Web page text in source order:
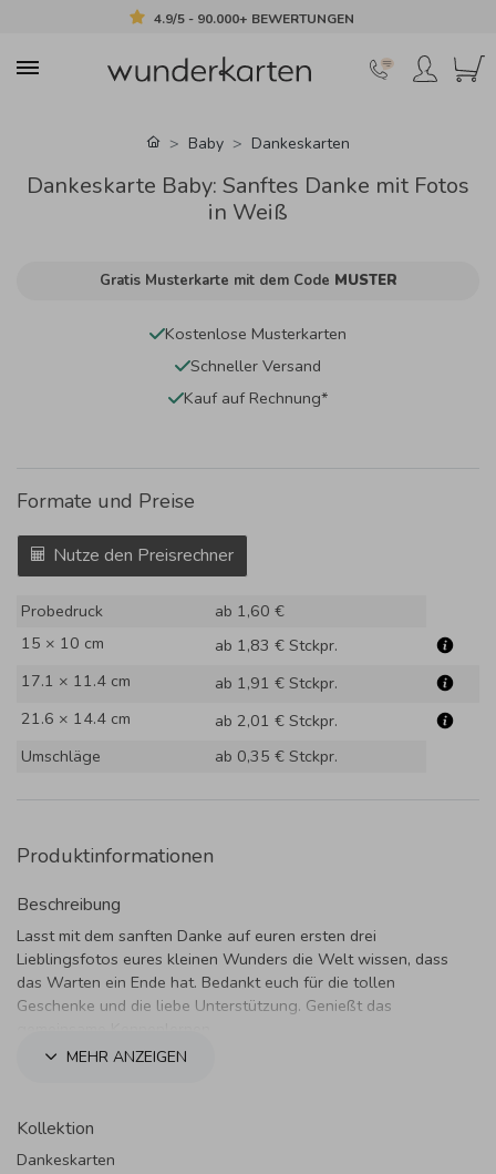
4.9/5 - 90.000+ BEWERTUNGEN
Baby Dankeskarten
Dankeskarte Baby: Sanftes Danke mit Fotos
in Weiß
Gratis Musterkarte mit dem Code MUSTER
Kostenlose Musterkarten
Schneller Versand
Kauf auf Rechnung*
Formate und Preise
Nutze den Preisrechner
Probedruck
ab 1,60 €
15 × 10 cm
ab 1,83 € Stckpr.
17.1 × 11.4 cm
ab 1,91 € Stckpr.
21.6 × 14.4 cm
ab 2,01 € Stckpr.
Umschläge
ab 0,35 € Stckpr.
Produktinformationen
Beschreibung
Lasst mit dem sanften Danke auf euren ersten drei
Lieblingsfotos eures kleinen Wunders die Welt wissen, dass
das Warten ein Ende hat. Bedankt euch für die tollen
Geschenke und die liebe Unterstützung. Genießt das
MEHR ANZEIGEN
Kollektion
Dankeskarten